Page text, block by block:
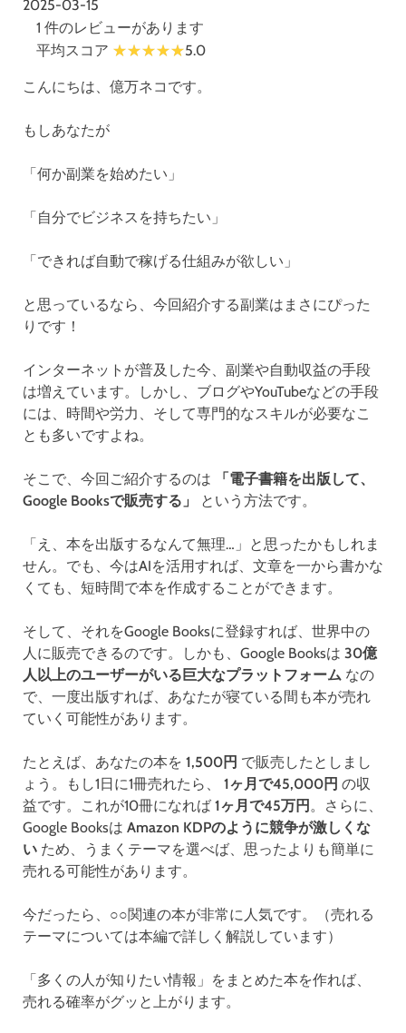
2025-03-15
1 件のレビューがあります
平均スコア
5.0
こんにちは、億万ネコです。
もしあなたが
「何か副業を始めたい」
「自分でビジネスを持ちたい」
「できれば自動で稼げる仕組みが欲しい」
と思っているなら、今回紹介する副業はまさにぴった
りです！
インターネットが普及した今、副業や自動収益の手段
は増えています。しかし、ブログやYouTubeなどの手段
には、時間や労力、そして専門的なスキルが必要なこ
とも多いですよね。
そこで、今回ご紹介するのは
「電子書籍を出版して、
Google Booksで販売する」
という方法です。
「え、本を出版するなんて無理…」と思ったかもしれま
せん。でも、今はAIを活用すれば、文章を一から書かな
くても、短時間で本を作成することができます。
そして、それをGoogle Booksに登録すれば、世界中の
人に販売できるのです。しかも、Google Booksは 30億
人以上のユーザーがいる巨大なプラットフォーム なの
で、一度出版すれば、あなたが寝ている間も本が売れ
ていく可能性があります。
たとえば、あなたの本を 1,500円 で販売したとしまし
ょう。もし1日に1冊売れたら、 1ヶ月で45,000円 の収
益です。これが10冊になれば 1ヶ月で45万円 。さらに、
Google Booksは Amazon KDPのように競争が激しくな
い ため、うまくテーマを選べば、思ったよりも簡単に
売れる可能性があります。
今だったら、○○関連の本が非常に人気です。（売れる
テーマについては本編で詳しく解説しています）
「多くの人が知りたい情報」をまとめた本を作れば、
売れる確率がグッと上がります。